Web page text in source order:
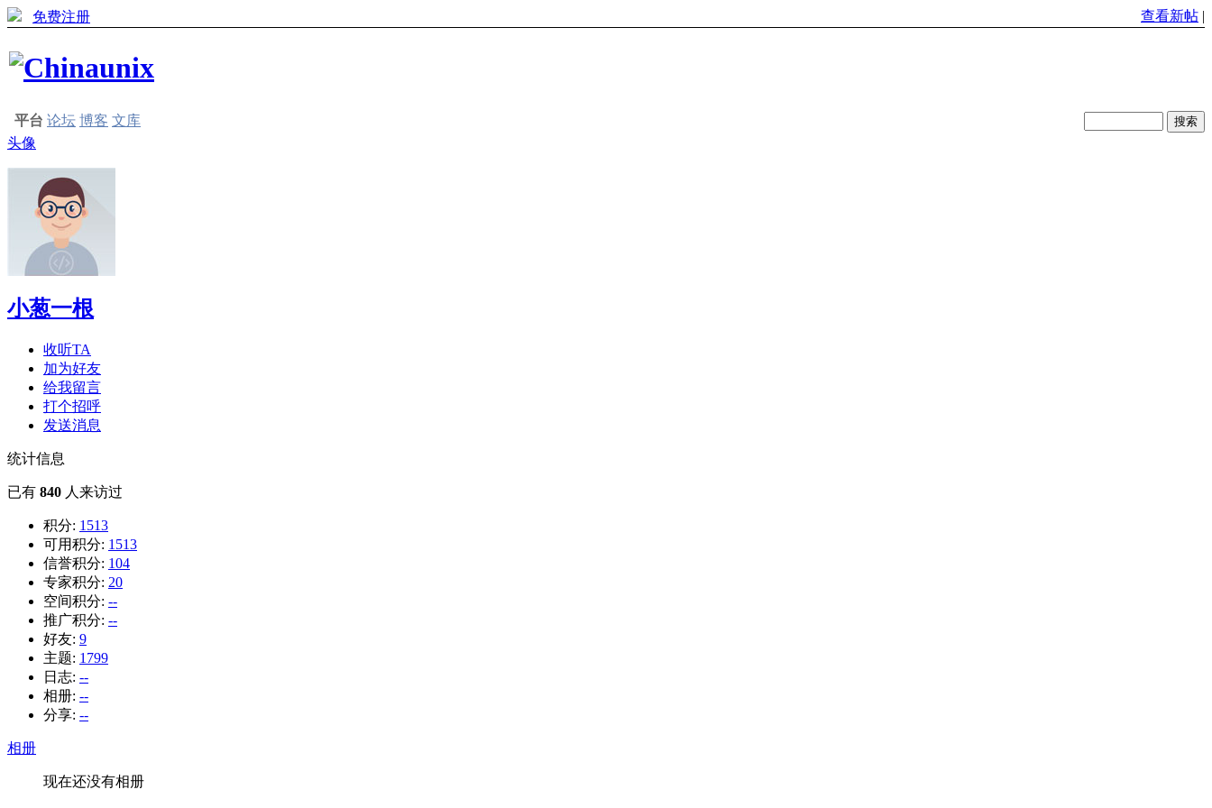
免费注册 查看新帖 |
平台 论坛 博客 文库
头像
小葱一根
收听TA
加为好友
给我留言
打个招呼
发送消息
统计信息
已有 840 人来访过
积分: 1513
可用积分: 1513
信誉积分: 104
专家积分: 20
空间积分: --
推广积分: --
好友: 9
主题: 1799
日志: --
相册: --
分享: --
相册
现在还没有相册